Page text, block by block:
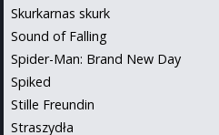
Skurkarnas skurk
Sound of Falling
Spider-Man: Brand New Day
Spiked
Stille Freundin
Straszydła